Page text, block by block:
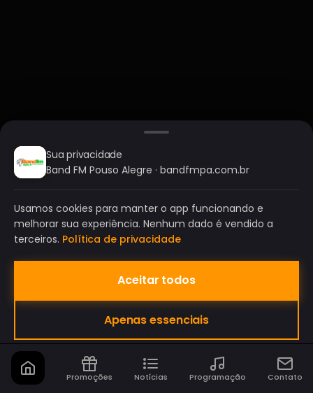
BAND FM POUSO ALEGRE
A SUA RÁDIO DO SEU JEITO!
Sua privacidade
Band FM Pouso Alegre · bandfmpa.com.br
Usamos cookies para manter o app funcionando e
melhorar sua experiência. Nenhum dado é vendido a
terceiros. Política de privacidade
Aceitar todos
Apenas essenciais
Promoções Notícias Programação Contato